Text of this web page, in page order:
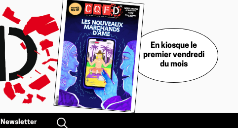
En kiosque le
premier vendredi
du mois
Newsletter